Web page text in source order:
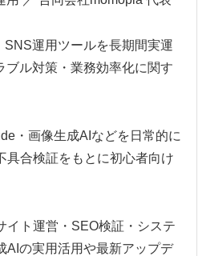
運用ツールを長期間実運
ブル対策・業務効率化に関す
・画像生成AIなどを日常的に
具合検証をもとに初心者向け
イト運営・SEO検証・システ
AIの実用活用や最新アップデ